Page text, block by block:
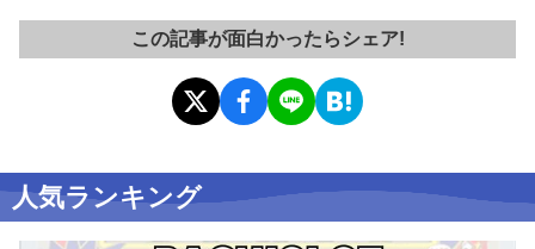
この記事が面白かったらシェア!
人気ランキング